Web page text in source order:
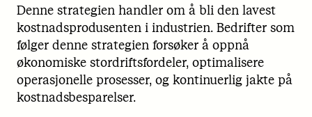
Denne strategien handler om å bli den lavest
kostnadsprodusenten i industrien. Bedrifter som
følger denne strategien forsøker å oppnå
økonomiske stordriftsfordeler, optimalisere
operasjonelle prosesser, og kontinuerlig jakte på
kostnadsbesparelser.